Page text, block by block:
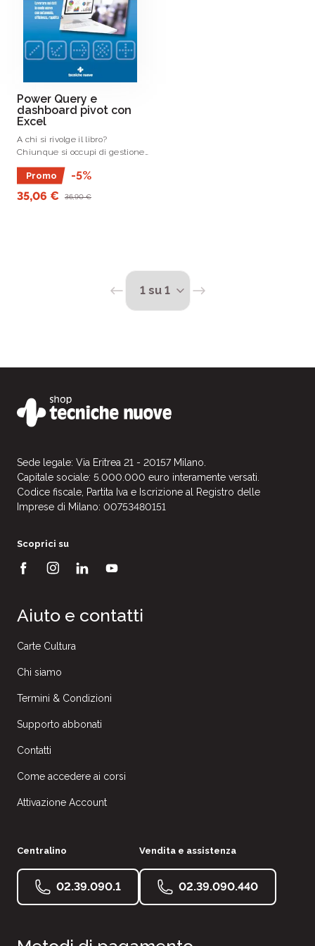
Power Query e
dashboard pivot con
Excel
A chi si rivolge il libro?
Chiunque si occupi di gestione
a livello aziendale, in qualsiasi
settore (es.
Promo
-5%
35,06 €
36,90 €
Sede legale: Via Eritrea 21 - 20157 Milano.
Capitale sociale: 5.000.000 euro interamente versati.
Codice fiscale, Partita Iva e Iscrizione al Registro delle
Imprese di Milano: 00753480151
Scoprici su
Aiuto e contatti
Carte Cultura
Chi siamo
Termini & Condizioni
Supporto abbonati
Contatti
Come accedere ai corsi
Attivazione Account
Centralino
02.39.090.1
Vendita e assistenza
02.39.090.440